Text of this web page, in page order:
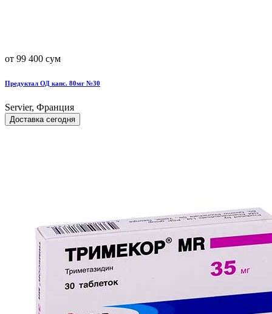
от 99 400 сум
Предуктал ОД капс. 80мг №30
Servier, Франция
Доставка сегодня